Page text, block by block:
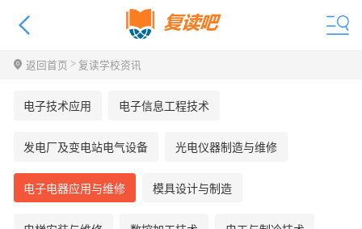
返回首页 > 复读学校资讯
电子技术应用 电子信息工程技术
发电厂及变电站电气设备 光电仪器制造与维修
电子电器应用与维修 模具设计与制造